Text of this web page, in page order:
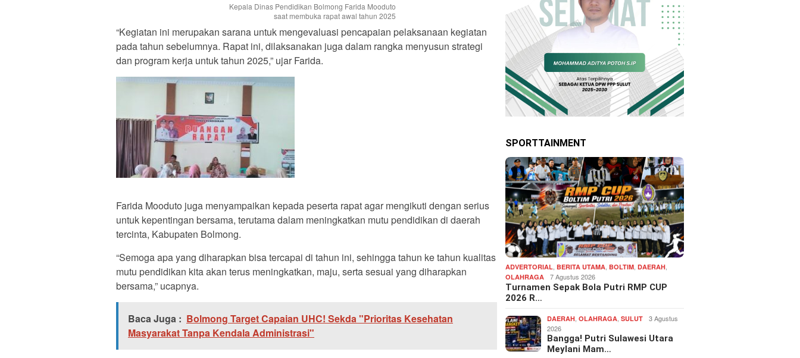
Kepala Dinas Pendidikan Bolmong Farida Mooduto
saat membuka rapat awal tahun 2025
“Kegiatan ini merupakan sarana untuk mengevaluasi pencapaian pelaksanaan kegiatan
pada tahun sebelumnya. Rapat ini, dilaksanakan juga dalam rangka menyusun strategi
dan program kerja untuk tahun 2025,” ujar Farida.
Farida Mooduto juga menyampaikan kepada peserta rapat agar mengikuti dengan serius
untuk kepentingan bersama, terutama dalam meningkatkan mutu pendidikan di daerah
tercinta, Kabupaten Bolmong.
“Semoga apa yang diharapkan bisa tercapai di tahun ini, sehingga tahun ke tahun kualitas
mutu pendidikan kita akan terus meningkatkan, maju, serta sesuai yang diharapkan
bersama,” ucapnya.
Baca Juga : Bolmong Target Capaian UHC! Sekda "Prioritas Kesehatan
Masyarakat Tanpa Kendala Administrasi"
SPORTTAINMENT
ADVERTORIAL, BERITA UTAMA, BOLTIM,DAERAH,
OLAHRAGA 7 Agustus 2026
Turnamen Sepak Bola Putri RMP CUP
2026 R…
DAERAH,OLAHRAGA,SULUT
3 Agustus
2026
Bangga! Putri Sulawesi Utara
Meylani Mam…